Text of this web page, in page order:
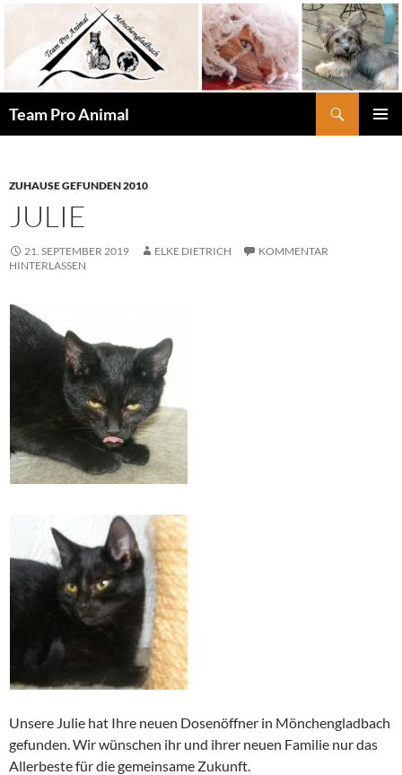
springen
Team Pro Animal
ZUHAUSE GEFUNDEN 2010
JULIE
21. SEPTEMBER 2019 ELKE DIETRICH
KOMMENTAR
HINTERLASSEN
Unsere Julie hat Ihre neuen Dosenöffner in Mönchengladbach
gefunden. Wir wünschen ihr und ihrer neuen Familie nur das
Allerbeste für die gemeinsame Zukunft.